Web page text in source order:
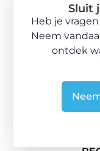
Sluit
Heb je
Neem
ontdek